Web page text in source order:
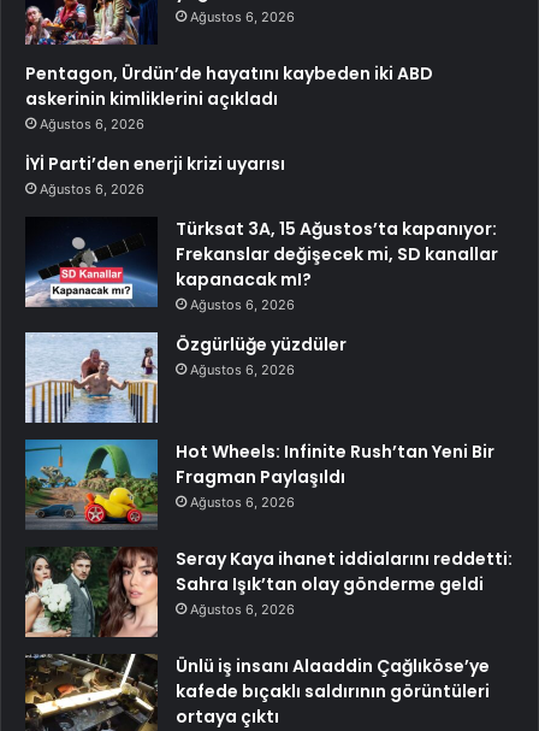
Ağustos 6, 2026
Pentagon, Ürdün’de hayatını kaybeden iki ABD
askerinin kimliklerini açıkladı
Ağustos 6, 2026
İYİ Parti’den enerji krizi uyarısı
Ağustos 6, 2026
Türksat 3A, 15 Ağustos’ta kapanıyor:
Frekanslar değişecek mi, SD kanallar
kapanacak mI?
Ağustos 6, 2026
Özgürlüğe yüzdüler
Ağustos 6, 2026
Hot Wheels: Infinite Rush’tan Yeni Bir
Fragman Paylaşıldı
Ağustos 6, 2026
Seray Kaya ihanet iddialarını reddetti:
Sahra Işık’tan olay gönderme geldi
Ağustos 6, 2026
Ünlü iş insanı Alaaddin Çağlıköse’ye
kafede bıçaklı saldırının görüntüleri
ortaya çıktı